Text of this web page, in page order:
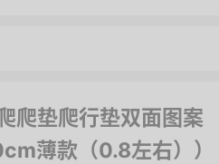
爬垫爬行垫双面图案
薄款（0.8左右））